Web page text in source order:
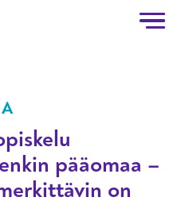
pääomaa –
on